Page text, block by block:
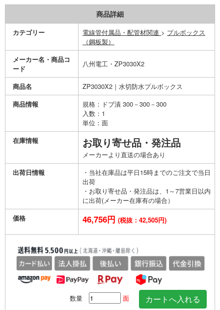
商品詳細
カテゴリー 電線管付属品・配管材関連 > プルボックス
（鋼板製）
メーカー名・商品コ
ード
八州電工・ZP3030X2
商品名
ZP3030X2｜水切防水プルボックス
商品情報
規格：ドブ漬 300－300－300
入数：1
単位：面
在庫情報
お取り寄せ品・発注品
メーカーより直送の場合あり
出荷日情報
・当社在庫品は平日15時までのご注文で当日
出荷
・お取り寄せ品・発注品は、1～7営業日以内
に出荷(メーカー在庫有の場合）
価格
46,756円 (税抜：42,505円)
数量
面